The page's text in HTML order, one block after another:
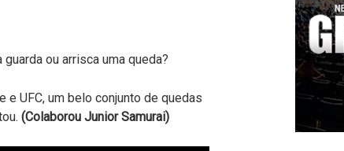
ou arrisca uma queda?
UFC, um belo conjunto de quedas
(Colaborou Junior Samurai)